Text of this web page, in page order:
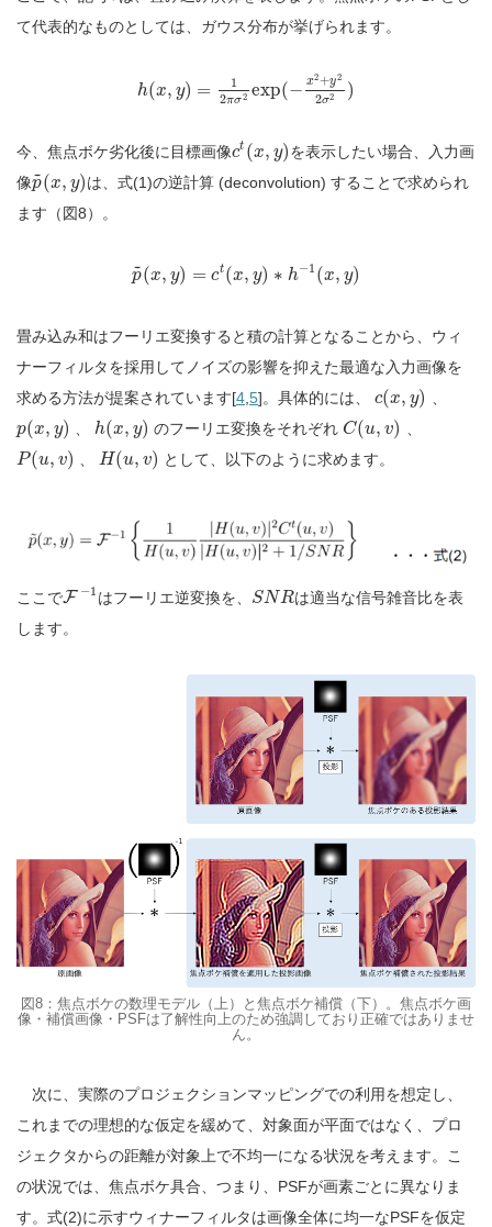
て代表的なものとしては、ガウス分布が挙げられます。
h(x, y) =
1
2πσ2 exp(− x2+y2
2σ2 )
今、焦点ボケ劣化後に目標画像ct (x, y)を表示したい場合、入力画
像p
~(x, y)は、式(1)の逆計算 (deconvolution) することで求められ
ます（図8）。
p
~(x, y) = ct(x, y) ∗ h−1 (x, y)
畳み込み和はフーリエ変換すると積の計算となることから、ウィ
ナーフィルタを採用してノイズの影響を抑えた最適な入力画像を
求める方法が提案されています[4 5]。具体的には、 c(x, y)
p(x, y) h(x, y) のフーリエ変換をそれぞれC(u, v)
P(u, v) H(u, v) として、以下のように求めます。
ここでF −1 はフーリエ逆変換を、 SNRは適当な信号雑音比を表
します。
図8：焦点ボケの数理モデル（上）と焦点ボケ補償（下）。焦点ボケ画
像・補償画像・PSFは了解性向上のため強調しており正確ではありませ
ん。
次に、実際のプロジェクションマッピングでの利用を想定し、
これまでの理想的な仮定を緩めて、対象面が平面ではなく、プロ
ジェクタからの距離が対象上で不均一になる状況を考えます。こ
の状況では、焦点ボケ具合、つまり、PSFが画素ごとに異なりま
す。式(2)に示すウィナーフィルタは画像全体に均一なPSFを仮定